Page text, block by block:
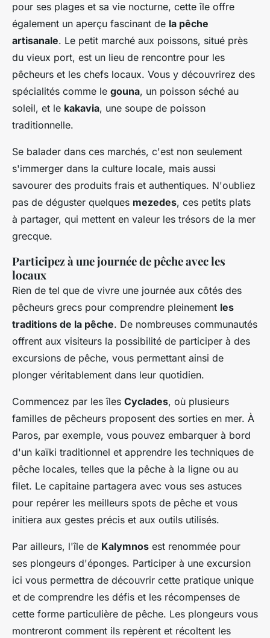
pour ses plages et sa vie nocturne, cette île offre
également un aperçu fascinant de la pêche
artisanale. Le petit marché aux poissons, situé près
du vieux port, est un lieu de rencontre pour les
pêcheurs et les chefs locaux. Vous y découvrirez des
spécialités comme le gouna, un poisson séché au
soleil, et le kakavia, une soupe de poisson
traditionnelle.
Se balader dans ces marchés, c'est non seulement
s'immerger dans la culture locale, mais aussi
savourer des produits frais et authentiques. N'oubliez
pas de déguster quelques mezedes, ces petits plats
à partager, qui mettent en valeur les trésors de la mer
grecque.
Participez à une journée de pêche avec les
locaux
Rien de tel que de vivre une journée aux côtés des
pêcheurs grecs pour comprendre pleinement les
traditions de la pêche. De nombreuses communautés
offrent aux visiteurs la possibilité de participer à des
excursions de pêche, vous permettant ainsi de
plonger véritablement dans leur quotidien.
Commencez par les îles Cyclades, où plusieurs
familles de pêcheurs proposent des sorties en mer. À
Paros, par exemple, vous pouvez embarquer à bord
d'un kaïki traditionnel et apprendre les techniques de
pêche locales, telles que la pêche à la ligne ou au
filet. Le capitaine partagera avec vous ses astuces
pour repérer les meilleurs spots de pêche et vous
initiera aux gestes précis et aux outils utilisés.
Par ailleurs, l'île de Kalymnos est renommée pour
ses plongeurs d'éponges. Participer à une excursion
ici vous permettra de découvrir cette pratique unique
et de comprendre les défis et les récompenses de
cette forme particulière de pêche. Les plongeurs vous
montreront comment ils repèrent et récoltent les